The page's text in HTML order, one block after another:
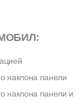
наклона панели
панели и